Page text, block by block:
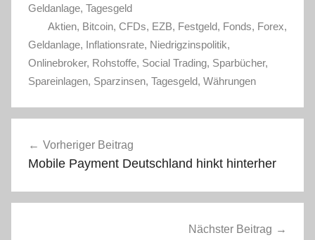
Geldanlage, Tagesgeld
Aktien, Bitcoin, CFDs, EZB, Festgeld, Fonds, Forex,
Geldanlage, Inflationsrate, Niedrigzinspolitik,
Onlinebroker, Rohstoffe, Social Trading, Sparbücher,
Spareinlagen, Sparzinsen, Tagesgeld, Währungen
Vorheriger Beitrag
Mobile Payment Deutschland hinkt hinterher
Nächster Beitrag